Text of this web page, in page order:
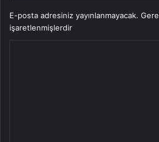
E-posta adresiniz yayınlanmayacak.
işaretlenmişlerdir